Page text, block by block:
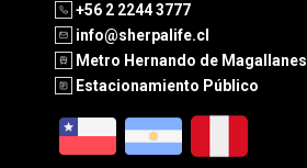
+56 2 2244 3777
info@sherpalife.cl
Metro Hernando de Magallanes
Estacionamiento Público